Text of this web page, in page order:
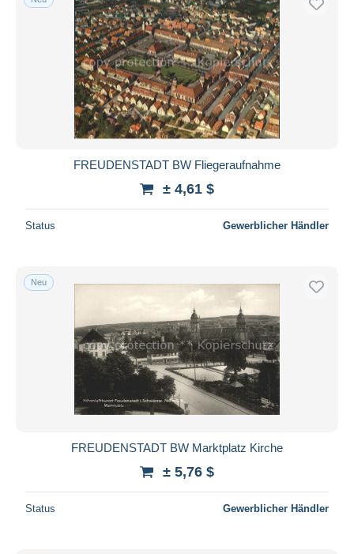
FREUDENSTADT BW Fliegeraufnahme
± 4,61 $
Status Gewerblicher Händler
Neu
FREUDENSTADT BW Marktplatz Kirche
± 5,76 $
Status Gewerblicher Händler